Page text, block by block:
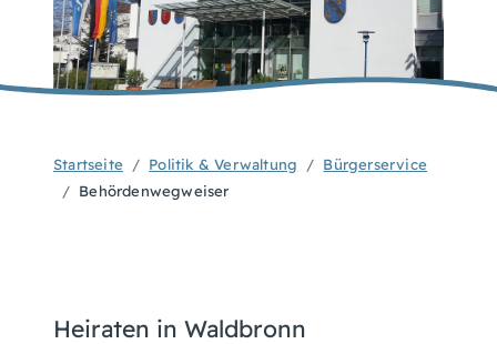
Startseite Politik & Verwaltung
Bürgerservice
Behördenwegweiser
Heiraten in Waldbronn